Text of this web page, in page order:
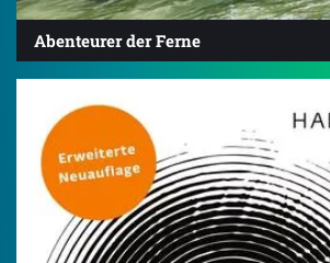
Abenteurer der Ferne